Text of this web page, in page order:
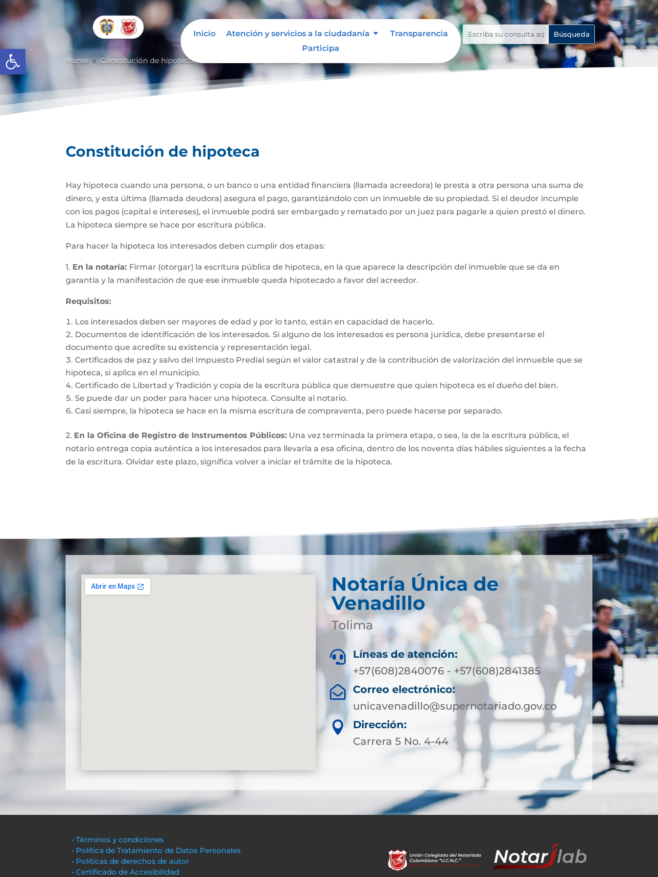
Abrir barra de herramientas
Inicio Atención y servicios a la ciudadanía
Transparencia
Participa
Home 9 Constitución de hipoteca 9
Constitución de hipoteca
Hay hipoteca cuando una persona, o un banco o una entidad financiera (llamada acreedora) le presta a otra persona una suma de
dinero, y esta última (llamada deudora) asegura el pago, garantizándolo con un inmueble de su propiedad. Si el deudor incumple
con los pagos (capital e intereses), el inmueble podrá ser embargado y rematado por un juez para pagarle a quien prestó el dinero.
La hipoteca siempre se hace por escritura pública.
Para hacer la hipoteca los interesados deben cumplir dos etapas:
1. En la notaría: Firmar (otorgar) la escritura pública de hipoteca, en la que aparece la descripción del inmueble que se da en
garantía y la manifestación de que ese inmueble queda hipotecado a favor del acreedor.
Requisitos:
Los interesados deben ser mayores de edad y por lo tanto, están en capacidad de hacerlo.
Documentos de identificación de los interesados. Si alguno de los interesados es persona jurídica, debe presentarse el
documento que acredite su existencia y representación legal.
Certificados de paz y salvo del Impuesto Predial según el valor catastral y de la contribución de valorización del inmueble que se
hipoteca, si aplica en el municipio.
Certificado de Libertad y Tradición y copia de la escritura pública que demuestre que quien hipoteca es el dueño del bien.
Se puede dar un poder para hacer una hipoteca. Consulte al notario.
Casi siempre, la hipoteca se hace en la misma escritura de compraventa, pero puede hacerse por separado.
2. En la Oficina de Registro de Instrumentos Públicos: Una vez terminada la primera etapa, o sea, la de la escritura pública, el
notario entrega copia auténtica a los interesados para llevarla a esa oficina, dentro de los noventa días hábiles siguientes a la fecha
de la escritura. Olvidar este plazo, significa volver a iniciar el trámite de la hipoteca.
Notaría Única de
Venadillo
Tolima

Líneas de atención:
+57(608)2840076 - +57(608)2841385

Correo electrónico:
unicavenadillo@supernotariado.gov.co

Dirección:
Carrera 5 No. 4-44
• Términos y condiciones
• Política de Tratamiento de Datos Personales
• Políticas de derechos de autor
• Certificado de Accesibilidad